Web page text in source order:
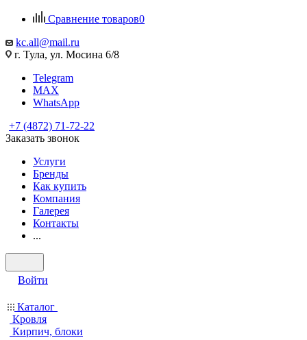
Сравнение товаров0
kc.all@mail.ru
г. Тула, ул. Мосина 6/8
Telegram
MAX
WhatsApp
+7 (4872) 71-72-22
Заказать звонок
Услуги
Бренды
Как купить
Компания
Галерея
Контакты
...
Войти
Каталог
Кровля
Кирпич, блоки